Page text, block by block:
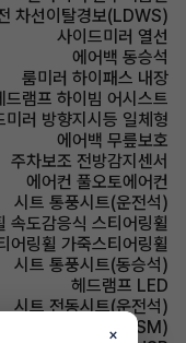
차선이탈경보(LDWS)
사이드미러 열선
에어백 동승석
룸미러 하이패스 내장
드램프 하이빔 어시스트
미러 방향지시등 일체형
에어백 무릎보호
주차보조 전방감지센서
에어컨 풀오토에어컨
시트 통풍시트(운전석)
속도감응식 스티어링휠
어링휠 가죽스티어링휠
시트 통풍시트(동승석)
헤드램프 LED
시트 전동시트(운전석)
합 제어 시스템(VSM)
×